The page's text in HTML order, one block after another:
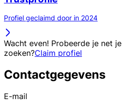
Profiel geclaimd door in 2024
Wacht even! Probeerde je net
zoeken?Claim profiel
Contactgegevens
E-mail